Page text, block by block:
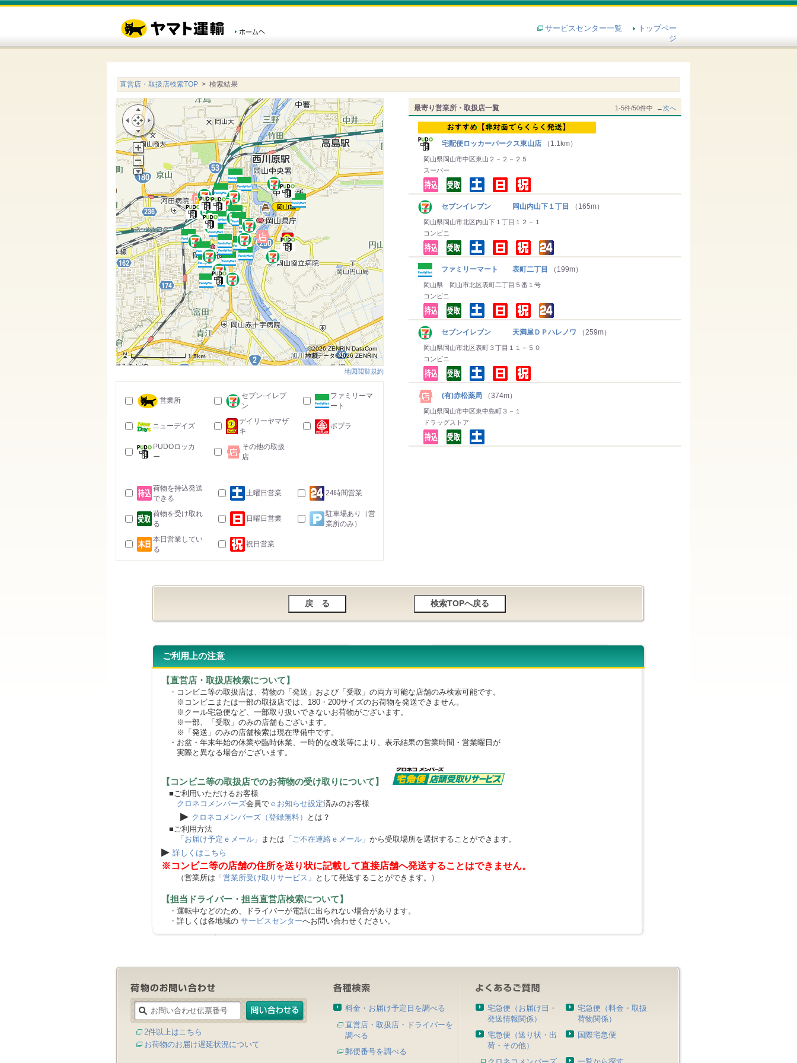
サービスセンター一覧
トップペー
ジ
直営店・取扱店検索TOP > 検索結果
最寄り営業所・取扱店一覧 1-5件/50件中 →次へ
宅配便ロッカーパークス東山店 （1.1km）
岡山県岡山市中区東山２－２－２５
スーパー
セブンイレブン 岡山内山下１丁目 （165m）
岡山県岡山市北区内山下１丁目１２－１
コンビニ
ファミリーマート 表町二丁目 （199m）
岡山県 岡山市北区表町二丁目５番１号
コンビニ
セブンイレブン 天満屋ＤＰハレノワ （259m）
岡山県岡山市北区表町３丁目１１－５０
コンビニ
(有)赤松薬局 （374m）
岡山県岡山市中区東中島町３－１
ドラッグストア
1.5km
©2026 ZENRIN DataCom
地図データ©2026 ZENRIN
地図閲覧規約
営業所
セブン-イレブ
ン
ファミリーマ
ート
ニューデイズ
デイリーヤマザ
キ
ポプラ
PUDOロッカ
ー
その他の取扱
店
荷物を持込発送
できる
土曜日営業 24時間営業
荷物を受け取れ
る
日曜日営業
駐車場あり（営
業所のみ）
本日営業してい
る
祝日営業
ご利用上の注意
【直営店・取扱店検索について】
・コンビニ等の取扱店は、荷物の「発送」および「受取」の両方可能な店舗のみ検索可能です。
※コンビニまたは一部の取扱店では、180・200サイズのお荷物を発送できません。
※クール宅急便など、一部取り扱いできないお荷物がございます。
※一部、「受取」のみの店舗もございます。
※「発送」のみの店舗検索は現在準備中です。
・お盆・年末年始の休業や臨時休業、一時的な改装等により、表示結果の営業時間・営業曜日が
実際と異なる場合がございます。
【コンビニ等の取扱店でのお荷物の受け取りについて】
■ご利用いただけるお客様
クロネコメンバーズ会員で ｅお知らせ設定済みのお客様
▶ クロネコメンバーズ（登録無料）
とは？
■ご利用方法
「お届け予定ｅメール」 または 「ご不在連絡ｅメール」 から受取場所を選択することができます。
▶ 詳しくはこちら
※コンビニ等の店舗の住所を送り状に記載して直接店舗へ発送することはできません。
（営業所は 「営業所受け取りサービス」 として発送することができます。）
【担当ドライバー・担当直営店検索について】
・運転中などのため、ドライバーが電話に出られない場合があります。
・詳しくは各地域の サービスセンターへお問い合わせください。
2件以上はこちら
お荷物のお届け遅延状況について
料金・お届け予定日を調べる
直営店・取扱店・ドライバーを
調べる
郵便番号を調べる
宅急便（お届け日・
発送情報関係）
宅急便（料金・取扱
荷物関係）
宅急便（送り状・出
荷・その他）
国際宅急便